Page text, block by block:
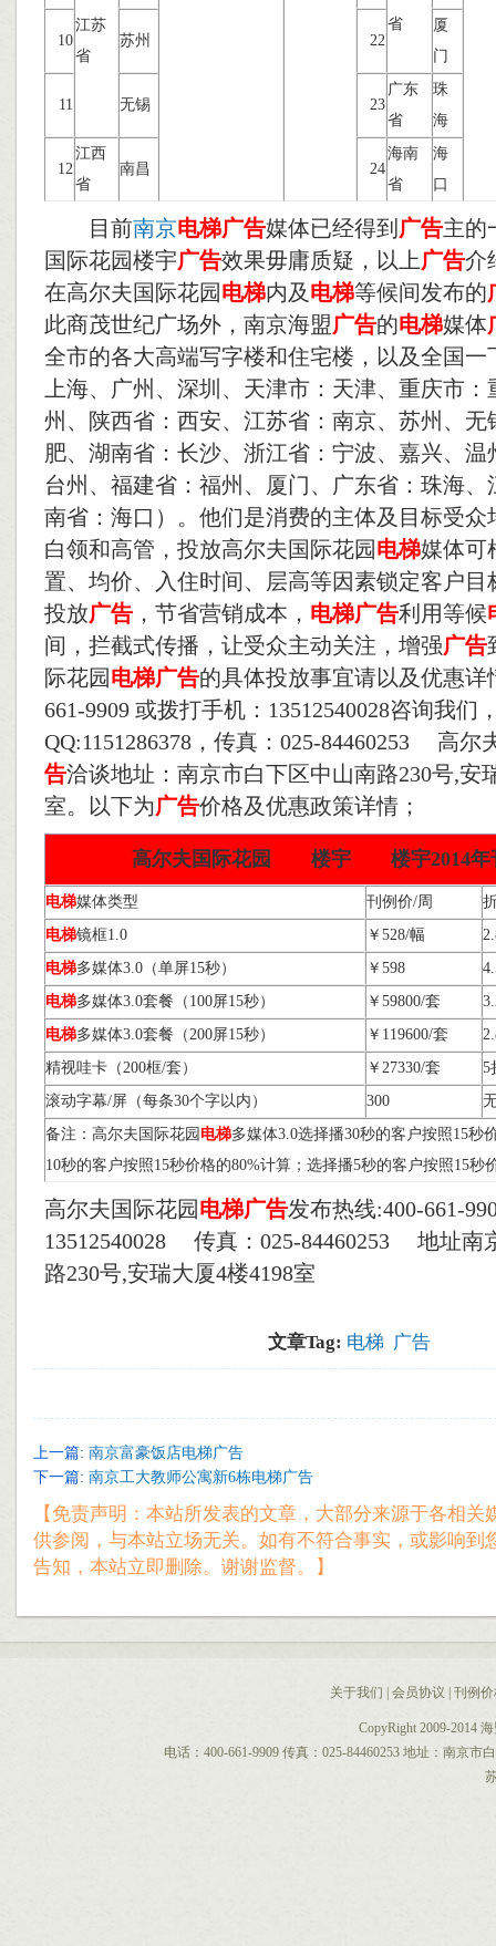
江苏
省
省
10
苏州 22
厦
门
11 无锡 23
广东
省
珠
海
12
江西
省
南昌 24
海南
省
海
口
目前南京电梯广告媒体已经得到 广告主的
国际花园楼宇广告效果毋庸质疑，以上广告介
在高尔夫国际花园电梯内及 电梯等候间发布的
此商茂世纪广场外，南京海盟广告的电梯媒体
全市的各大高端写字楼和住宅楼，以及全国一
上海、广州、深圳、天津市：天津、重庆市
州、陕西省：西安、江苏省：南京、苏州、无
肥、湖南省：长沙、浙江省：宁波、嘉兴、温
台州、福建省：福州、厦门、广东省：珠海、
南省：海口）。他们是消费的主体及目标受众
白领和高管，投放高尔夫国际花园电梯媒体可
置、均价、入住时间、层高等因素锁定客户目
投放广告 ，节省营销成本， 电梯广告利用等候
间，拦截式传播，让受众主动关注，增强广告
际花园电梯广告的具体投放事宜请以及优惠详
661-9909 或拨打手机：13512540028咨询我们
QQ:1151286378，传真：025-84460253 高尔
告洽谈地址：南京市白下区中山南路230号,安
室。以下为广告价格及优惠政策详情；
高尔夫国际花园 电梯楼宇 广告楼宇2014
电梯媒体类型 刊例价/周
电梯镜框1.0 ￥528/幅
电梯多媒体3.0（单屏15秒） ￥598
电梯多媒体3.0套餐（100屏15秒） ￥59800/套
电梯多媒体3.0套餐（200屏15秒） ￥119600/套
精视哇卡（200框/套）
￥27330/套
5
滚动字幕/屏（每条30个字以内）
300
备注：高尔夫国际花园 电梯多媒体3.0选择播30秒的客户按照15秒
10秒的客户按照15秒价格的80%计算；选择播5秒的客户按照15秒
高尔夫国际花园电梯广告发布热线:400-661-
13512540028 传真：025-84460253 地址南
路230号,安瑞大厦4楼4198室
文章Tag: 电梯 广告
上一篇: 南京富豪饭店电梯广告
下一篇: 南京工大教师公寓新6栋电梯广告
【免责声明：本站所发表的文章，大部分来源于各相关
供参阅，与本站立场无关。如有不符合事实，或影响到
告知，本站立即删除。谢谢监督。】
关于我们 会员协议 刊例
CopyRight 2009-2014
电话：400-661-9909 传真：025-84460253 地址：南京市